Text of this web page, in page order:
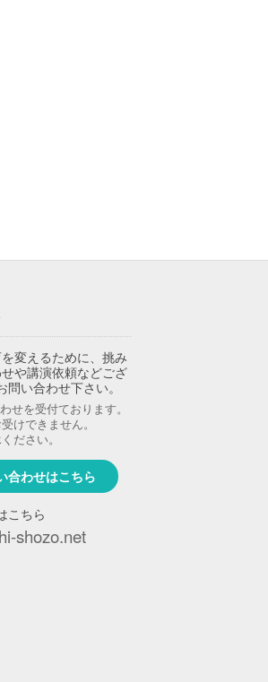
変えるために、挑み
や講演依頼などござ
い合わせ下さい。
せを受付ております。
けできません。
ださい。
合わせはこちら
こちら
shozo.net